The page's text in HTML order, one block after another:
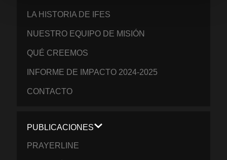
LA HISTORIA DE IFES
NUESTRO EQUIPO DE MISIÓN
QUÉ CREEMOS
INFORME DE IMPACTO 2024-2025
CONTACTO
PUBLICACIONES
PRAYERLINE